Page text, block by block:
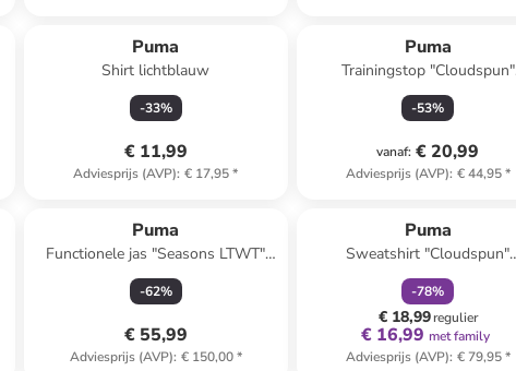
Puma
Shirt lichtblauw
-33%
€ 11,99
Adviesprijs (AVP): € 17,95*
Puma
Trainingstop "Cloudspun"
lichtblauw
-53%
vanaf: € 20,99
Adviesprijs (AVP): € 44,95*
Puma
Functionele jas "Seasons LTWT"
oranje
-62%
€ 55,99
Adviesprijs (AVP): € 150,00*
Puma
Sweatshirt "Cloudspun"
donkerblauw
-78%
€ 18,99regulier
€ 16,99 met family
Adviesprijs (AVP): € 79,95*